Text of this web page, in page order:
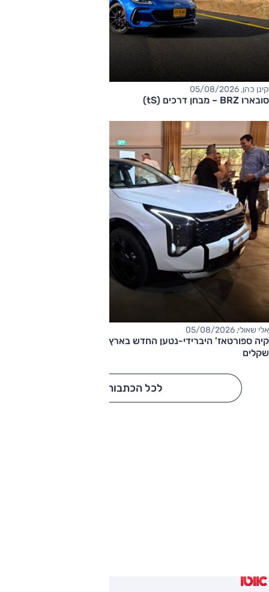
קינן כהן, 05/08/2026
סובארו BRZ – מבחן דרכים (tS)
אלי שאולי, 05/08/2026
שקלים
לכל הכתבות